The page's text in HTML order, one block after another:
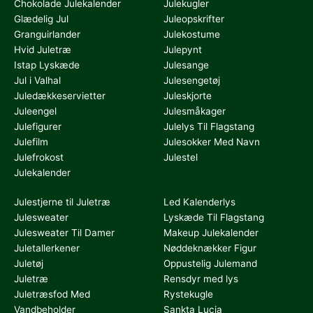
Chokolade Julekalender
Glædelig Jul
Granguirlander
Hvid Juletræ
Istap Lyskæde
Jul i Valhal
Juledækkeservietter
Juleengel
Julefigurer
Julefilm
Julefrokost
Julekalender
Julekugler
Juleopskrifter
Julekostume
Julepynt
Julesange
Julesengetøj
Juleskjorte
Julesmåkager
Julelys Til Flagstang
Julesokker Med Navn
Julestel
Julestjerne til Juletræ
Julesweater
Julesweater Til Damer
Juletallerkener
Juletøj
Juletræ
Juletræsfod Med
Vandbeholder
Led Kalenderlys
Lyskæde Til Flagstang
Makeup Julekalender
Nøddeknækker Figur
Oppustelig Julemand
Rensdyr med lys
Rystekugle
Sankta Lucia